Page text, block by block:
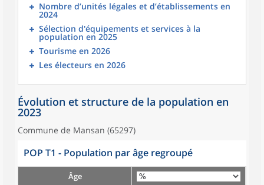
Nombre d’unités légales et d’établissements en
2024
Sélection d'équipements et services à la
population en 2025
Tourisme en 2026
Les électeurs en 2026
Évolution et structure de la population en
2023
Commune de Mansan (65297)
POP T1 - Population par âge regroupé
Âge